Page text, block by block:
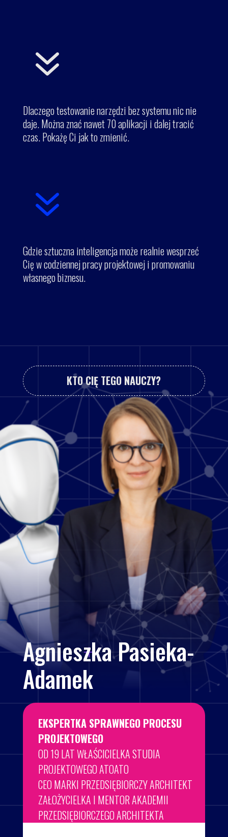
7
Dlaczego testowanie narzędzi bez systemu nic nie
daje. Można znać nawet 70 aplikacji i dalej tracić
czas. Pokażę Ci jak to zmienić.
7
Gdzie sztuczna inteligencja może realnie wesprzeć
Cię w codziennej pracy projektowej i promowaniu
własnego biznesu.
KTO CIĘ TEGO NAUCZY?
Agnieszka Pasieka-
Adamek
EKSPERTKA SPRAWNEGO PROCESU
PROJEKTOWEGO
OD 19 LAT WŁAŚCICIELKA STUDIA
PROJEKTOWEGO ATOATO
CEO MARKI PRZEDSIĘBIORCZY ARCHITEKT
ZAŁOŻYCIELKA I MENTOR AKADEMII
PRZEDSIĘBIORCZEGO ARCHITEKTA